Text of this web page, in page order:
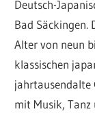
Deutsch-
Bad Säckingen.
Alter von neun
klassischen
jahrtausendalte
mit Musik, Tanz